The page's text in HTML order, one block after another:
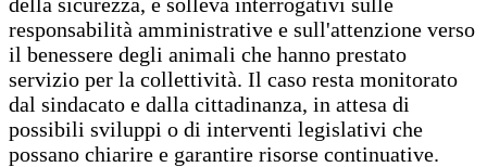
responsabilità amministrative e sull'attenzione verso
il benessere degli animali che hanno prestato
servizio per la collettività. Il caso resta monitorato
dal sindacato e dalla cittadinanza, in attesa di
possibili sviluppi o di interventi legislativi che
possano chiarire e garantire risorse continuative.